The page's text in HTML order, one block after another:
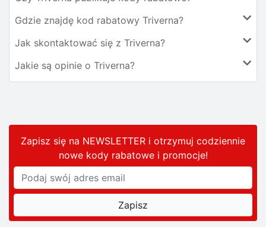
Gdzie znajdę kod rabatowy Triverna?
Jak skontaktować się z Triverna?
Jakie są opinie o Triverna?
Zapisz się na NEWSLETTER i otrzymuj codziennie
nowe kody rabatowei promocje!